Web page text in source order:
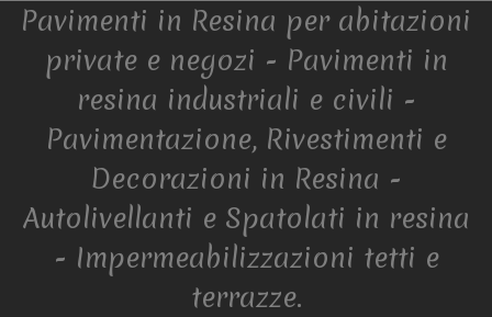
Pavimenti in Resina per abitazioni
private e negozi - Pavimenti in
resina industriali e civili -
Pavimentazione, Rivestimenti e
Decorazioni in Resina -
Autolivellanti e Spatolati in resina
- Impermeabilizzazioni tetti e
terrazze.